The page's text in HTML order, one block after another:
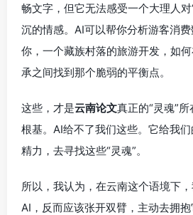
畅文字，但它无法感受一个大理人
沉的情感。AI可以帮你分析游客消
你，一个藏族村落的旅游开发，如
承之间找到那个脆弱的平衡点。
这些，才是云南论文真正的“灵魂”
根基。AI给不了我们这些。它给我
精力，去寻找这些“灵魂”。
所以，我认为，在云南这个语境下
AI，反而应该张开双臂，主动去拥